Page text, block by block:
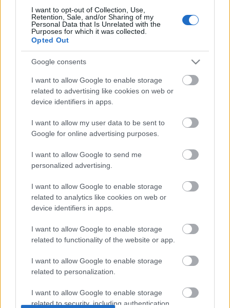
I want to opt-out of Collection, Use,
Retention, Sale, and/or Sharing of my
Personal Data that Is Unrelated with the
Purposes for which it was collected.
Opted Out
Google consents
I want to allow Google to enable storage
related to advertising like cookies on web or
device identifiers in apps.
I want to allow my user data to be sent to
Google for online advertising purposes.
I want to allow Google to send me
personalized advertising.
I want to allow Google to enable storage
related to analytics like cookies on web or
device identifiers in apps.
I want to allow Google to enable storage
related to functionality of the website or app.
I want to allow Google to enable storage
related to personalization.
I want to allow Google to enable storage
related to security, including authentication
monitorkereskedő szekerére parabolantenna kerül.
Trash az Inben
Copi, a hetvenes évek francia provokátora három
darabjaMarcial di Fonzo Bo
rendezésében (aki
egyébként a másik frankó-latin fenegyerek, Rodrigo
Garcia szinésze) egyszerre kínál filmsorozatos
izgalmat, pornografikus jeleneteket, vaudeville-
paródiát és ha akarjuk, metafizikus szimbólumokat.
A Défense- torony címűben hat szereplő reked egy
luxuslakásban 1976 szilveszterén, folyik a pezsgő,
épp nem öl a kokain, míg egy halott kislány bukkan
elő egy bőröndből. A játék frissessége a vaskos
jelenetek ellenére remek szórakozást jelent.
Off(ok)ezen felül általában délelőttől éjfélig
kinál(nak) színházanként átlagosan hét előadást.
Okos a választott mottó: a választás megfoszt a
ugyanakkor nem szabad megfeledkezni a közeli
tengerről sem, néha emlékeztet erre a friss,
Csete Borbála/ Szinhaz.hu